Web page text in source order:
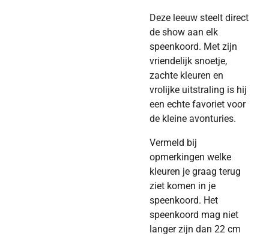
Deze leeuw steelt direct
de show aan elk
speenkoord. Met zijn
vriendelijk snoetje,
zachte kleuren en
vrolijke uitstraling is hij
een echte favoriet voor
de kleine avonturies.
Vermeld bij
opmerkingen welke
kleuren je graag terug
ziet komen in je
speenkoord. Het
speenkoord mag niet
langer zijn dan 22 cm